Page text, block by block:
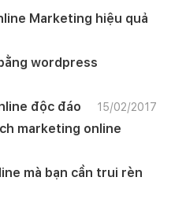
Marketing hiệu quả
wordpress
độc đáo 15/02/2017
marketing online
mà bạn cần trui rèn